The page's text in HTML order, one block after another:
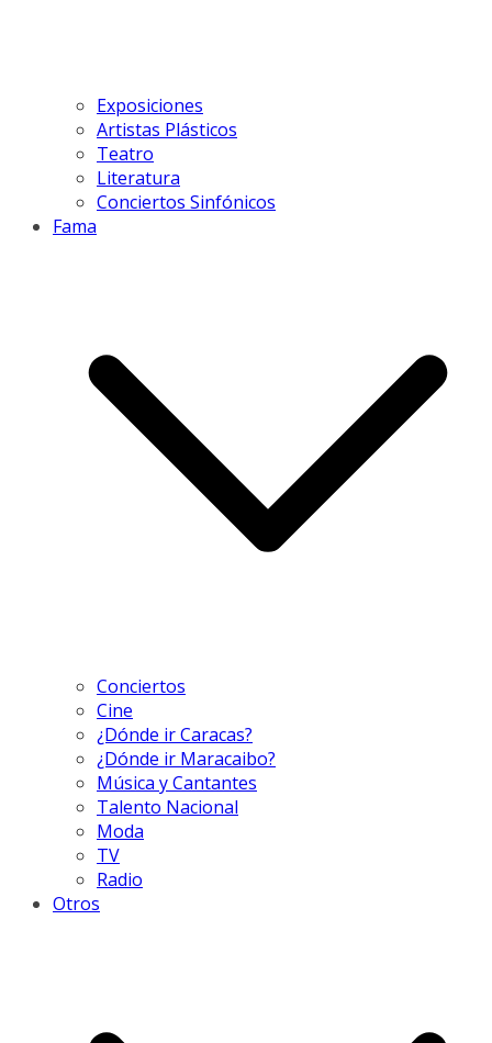
Exposiciones
Artistas Plásticos
Teatro
Literatura
Conciertos Sinfónicos
Fama
Conciertos
Cine
¿Dónde ir Caracas?
¿Dónde ir Maracaibo?
Música y Cantantes
Talento Nacional
Moda
TV
Radio
Otros